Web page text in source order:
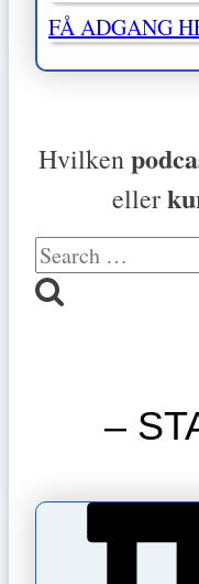
FÅ ADGANG
Hvilken
eller
Search
for:
–